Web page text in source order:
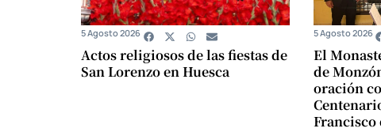
Actos religiosos de las fiestas de
San Lorenzo en Huesca
5 Agosto 2026
El
de
oración
Francisco
5 Agosto 2026